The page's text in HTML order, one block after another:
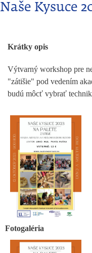
Naše Kysuce
Krátky opis
Výtvarný workshop pre
"zátišie" pod vedením
budú môcť vybrať
Fotogaléria